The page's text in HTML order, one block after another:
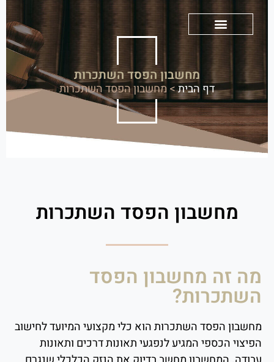
מחשבון הפסד השתכרות
דף הבית>מחשבון הפסד השתכרות
מחשבון הפסד השתכרות
מה זה מחשבון הפסד
השתכרות?
מחשבון הפסד השתכרות הוא כלי מקצועי המיועד לחישוב
הפיצוי הכספי המגיע לנפגעי תאונות דרכים ותאונות